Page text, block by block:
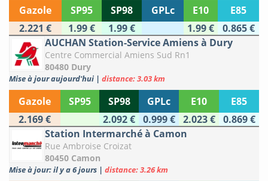
Gazole SP95 SP98 GPLc E10
E85
2.221 €
1.99 € 1.99 € 1.99 €
0.865 €
AUCHAN Station-Service Amiens à Dury
Centre Commercial Amiens Sud Rn1
80480 Dury
Mise à jour aujourd'hui | distance: 3.03 km
Gazole SP95 SP98 GPLc E10
E85
2.169 €
2.092 € 0.999 € 2.023 €
0.869 €
Station Intermarché à Camon
Rue Ambroise Croizat
80450 Camon
Mise à jour: il y a 6 jours | distance: 3.26 km